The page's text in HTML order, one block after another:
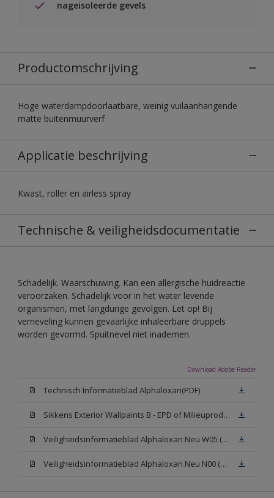
nageisoleerde gevels
Productomschrijving
Hoge waterdampdoorlaatbare, weinig vuilaanhangende
matte buitenmuurverf
Applicatie beschrijving
Kwast, roller en airless spray
Technische & veiligheidsdocumentatie
Schadelijk. Waarschuwing. Kan een allergische huidreactie
veroorzaken. Schadelijk voor in het water levende
organismen, met langdurige gevolgen. Let op! Bij
verneveling kunnen gevaarlijke inhaleerbare druppels
worden gevormd. Spuitnevel niet inademen.
Download Adobe Reader
Technisch Informatieblad Alphaloxan(PDF)
Sikkens Exterior Wallpaints B - EPD of Milieuproductverklaring
Veiligheidsinformatieblad Alphaloxan Neu W05 (MSDS)
Veiligheidsinformatieblad Alphaloxan Neu N00 (MSDS)